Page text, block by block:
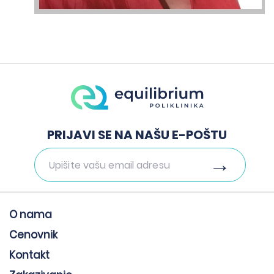
PRIJAVI SE NA NAŠU E-POŠTU
O nama
Cenovnik
Kontakt